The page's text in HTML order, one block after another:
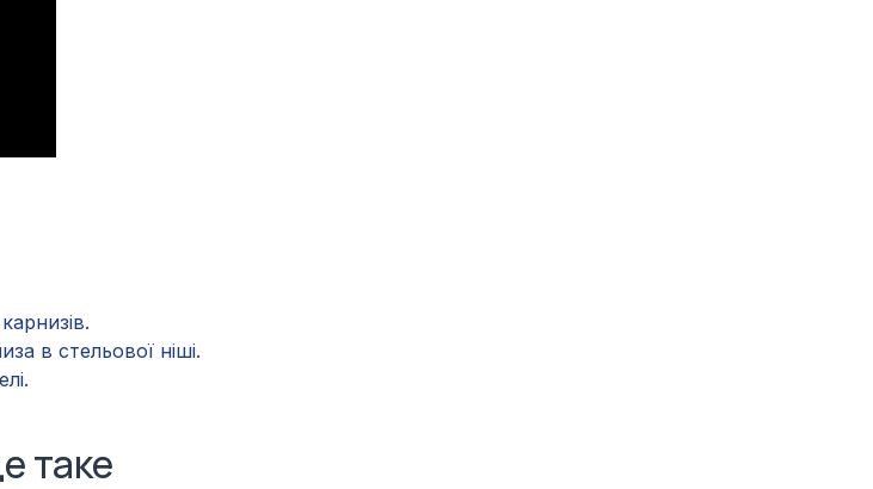
в стельової ніші.
таке